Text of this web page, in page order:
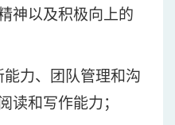
神以及积极向上的
力、团队管理和沟
读和写作能力；